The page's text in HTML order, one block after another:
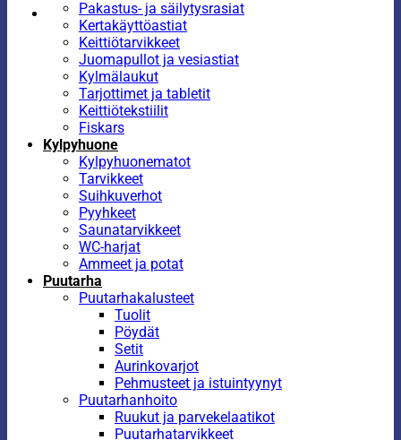
Pakastus- ja säilytysrasiat
Kertakäyttöastiat
Keittiötarvikkeet
Juomapullot ja vesiastiat
Kylmälaukut
Tarjottimet ja tabletit
Keittiötekstiilit
Fiskars
Kylpyhuone
Kylpyhuonematot
Tarvikkeet
Suihkuverhot
Pyyhkeet
Saunatarvikkeet
WC-harjat
Ammeet ja potat
Puutarha
Puutarhakalusteet
Tuolit
Pöydät
Setit
Aurinkovarjot
Pehmusteet ja istuintyynyt
Puutarhanhoito
Ruukut ja parvekelaatikot
Puutarhatarvikkeet